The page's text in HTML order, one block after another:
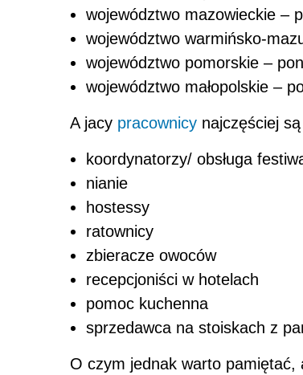
województwo mazowieckie –
województwo warmińsko-
województwo pomorskie –
województwo małopolskie –
A jacy pracownicy najczęściej
koordynatorzy/ obsługa
nianie
hostessy
ratownicy
zbieracze owoców
recepcjoniści w hotelach
pomoc kuchenna
sprzedawca na stoiskach z
O czym jednak warto